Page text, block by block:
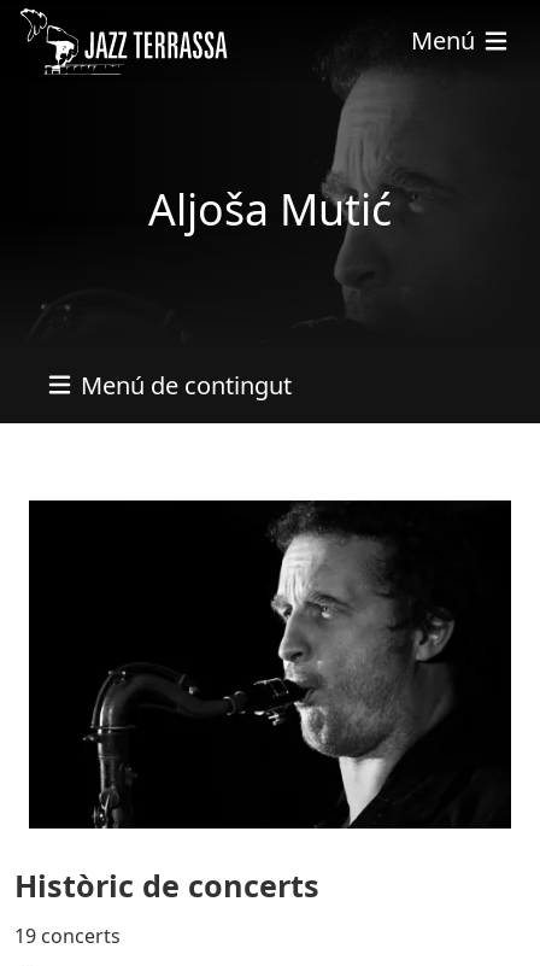
Pasar al contenido principal
Menú
Aljoša Mutić
Menú de contingut
Històric de concerts
19 concerts